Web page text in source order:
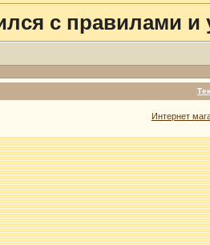
с правилами
Интернет